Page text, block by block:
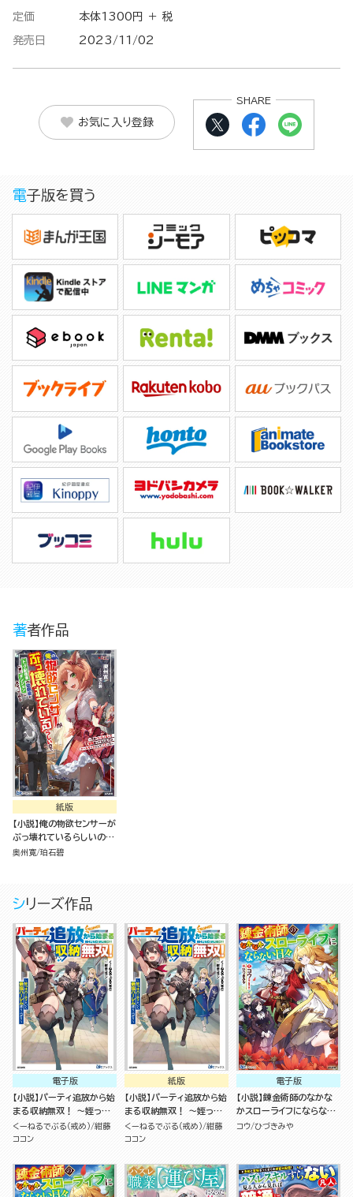
定価 本体1300円 ＋ 税
発売日 2023/11/02
お気に入り登録
SHARE
電子版を買う
著者作品
紙版
【小説】俺の物欲センサーが
ぶっ壊れているらしいの
で、トップ配信者の幼馴染
かクールキャラとしてバズ
奥州寛 珀石碧
シリーズ作品
電子版
【小説】パーティ追放から始
まる収納無双！ ～姪っ子
パーティといく最強ハーレ
ム成り上がり～
くーねるでぶる（戒め） 紺藤
ココン
紙版
【小説】パーティ追放から始
まる収納無双！ ～姪っ子
パーティといく最強ハーレ
ム成り上がり～
くーねるでぶる（戒め） 紺藤
ココン
電子版
【小説】錬金術師のなかな
かスローライフにならない
日々
コウ ひづきみや